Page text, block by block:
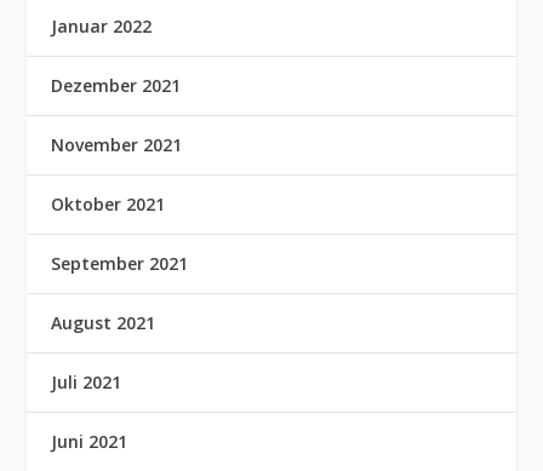
Januar 2022
Dezember 2021
November 2021
Oktober 2021
September 2021
August 2021
Juli 2021
Juni 2021